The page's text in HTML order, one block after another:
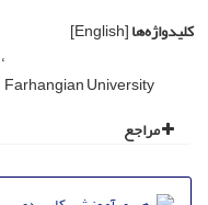
کلیدواژه‌ها[English]
Farhangian University
مراجع